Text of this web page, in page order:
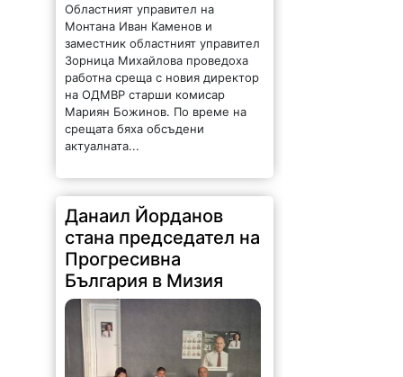
Областният управител на
Монтана Иван Каменов и
заместник областният управител
Зорница Михайлова проведоха
работна среща с новия директор
на ОДМВР старши комисар
Мариян Божинов. По време на
срещата бяха обсъдени
актуалната...
Данаил Йорданов
стана председател на
Прогресивна
България в Мизия